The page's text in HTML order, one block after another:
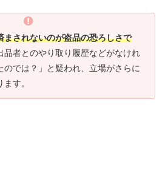
まされないのが盗品の恐ろしさで
品者とのやり取り履歴などがなけれ
のでは？」と疑われ、立場がさらに
す。